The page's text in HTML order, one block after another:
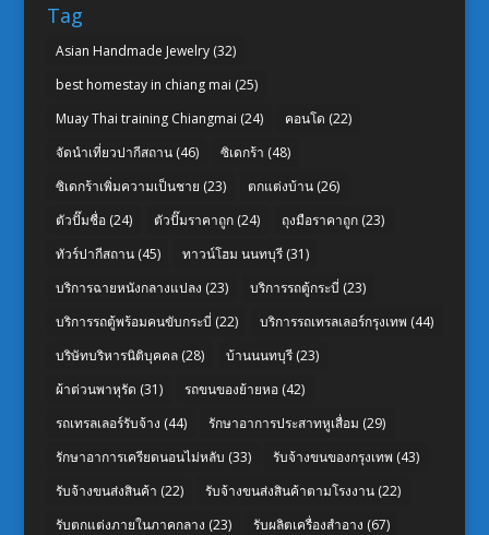
Tag
Asian Handmade Jewelry(32)
best homestay in chiang mai (25)
Muay Thai training Chiangmai (24) คอนโด (22)
จัดนำเที่ยวปากีสถาน(46) ซิเดกร้า (48)
ซิเดกร้าเพิ่มความเป็นชาย (23) ตกแต่งบ้าน(26)
ตัวปั๊มชื่อ(24) ตัวปั๊มราคาถูก(24) ถุงมือราคาถูก(23)
ทัวร์ปากีสถาน(45) ทาวน์โฮม นนทบุรี(31)
บริการฉายหนังกลางแปลง (23) บริการรถตู้กระบี่ (23)
บริการรถตู้พร้อมคนขับกระบี่ (22) บริการรถเทรลเลอร์กรุงเทพ (44)
บริษัทบริหารนิติบุคคล(28) บ้านนนทบุรี(23)
ผ้าต่วนพาหุรัด (31) รถขนของย้ายหอ(42)
รถเทรลเลอร์รับจ้าง (44) รักษาอาการประสาทหูเสื่อม (29)
รักษาอาการเครียดนอนไม่หลับ (33) รับจ้างขนของกรุงเทพ (43)
รับจ้างขนส่งสินค้า (22) รับจ้างขนส่งสินค้าตามโรงงาน(22)
รับตกแต่งภายในภาคกลาง (23) รับผลิตเครื่องสำอาง (67)